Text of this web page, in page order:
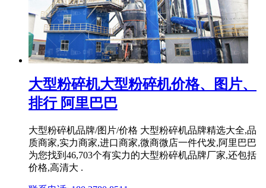
大型粉碎机大型粉碎机价格、图片、
排行 阿里巴巴
大型粉碎机品牌/图片/价格 大型粉碎机品牌精选大全,品
质商家,实力商家,进口商家,微商微店一件代发,阿里巴巴
为您找到46,703个有实力的大型粉碎机品牌厂家,还包括
价格,高清大 .